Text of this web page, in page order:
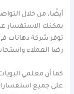
أيضًا، من خلال
يمكنك الاستفسار
توفر شركة دهانات
رضا العملاء
كما أن معلمي
على جميع